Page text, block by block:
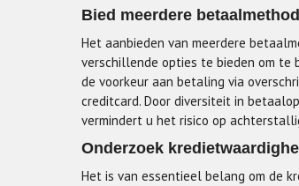
Bied meerdere
Het aanbieden van meerdere
verschillende opties te bieden om te
de voorkeur aan betaling via
creditcard. Door diversiteit in
vermindert u het risico op
Onderzoek
Het is van essentieel belang om de